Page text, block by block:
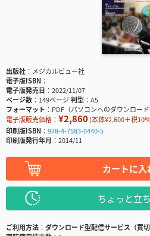
出版社
メジカルビュー社
電子版ISBN
電子版発売日
2022/11/07
ページ数
149ページ判型
A5
フォーマット
PDF（パソコンへのダウンロード
電子版販売価格： ¥2,860(本体¥2,600＋税10
印刷版ISBN
978-4-7583-0440-5
印刷版発行年月
2014/11
カートに入
ちょっと立
ご利用方法
ダウンロード型配信サービス（買切